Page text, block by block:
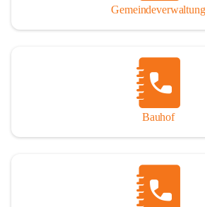
Gemeindeverwaltung
Bauhof